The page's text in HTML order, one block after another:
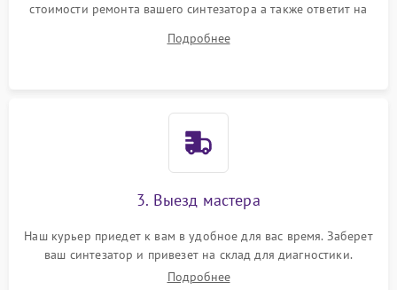
стоимости ремонта вашего синтезатора а также ответит на
Подробнее
3. Выезд мастера
Наш курьер приедет к вам в удобное для вас время. Заберет
ваш синтезатор и привезет на склад для диагностики.
Подробнее